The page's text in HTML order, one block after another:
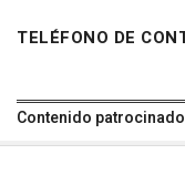
TELÉFONO DE
Contenido patrocinado